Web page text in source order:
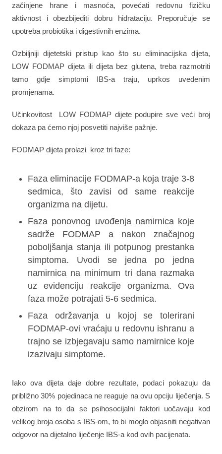
začinjene hrane i masnoća, povećati redovnu fizičku
aktivnost i obezbijediti dobru hidrataciju. Preporučuje se
upotreba probiotika i digestivnih enzima.
Ozbiljniji dijetetski pristup kao što su eliminacijska dijeta,
LOW FODMAP dijeta ili dijeta bez glutena, treba razmotriti
tamo gdje simptomi IBS-a traju, uprkos uvedenim
promjenama.
Učinkovitost LOW FODMAP dijete podupire sve veći broj
dokaza pa ćemo njoj posvetiti najviše pažnje.
FODMAP dijeta prolazi kroz tri faze:
Faza eliminacije FODMAP-a koja traje 3-8
sedmica, što zavisi od same reakcije
organizma na dijetu.
Faza ponovnog uvođenja namirnica koje
sadrže FODMAP a nakon značajnog
poboljšanja stanja ili potpunog prestanka
simptoma. Uvodi se jedna po jedna
namirnica na minimum tri dana razmaka
uz evidenciju reakcije organizma. Ova
faza može potrajati 5-6 sedmica.
Faza održavanja u kojoj se tolerirani
FODMAP-ovi vraćaju u redovnu ishranu a
trajno se izbjegavaju samo namirnice koje
izazivaju simptome.
Iako ova dijeta daje dobre rezultate, podaci pokazuju da
približno 30% pojedinaca ne reaguje na ovu opciju liječenja. S
obzirom na to da se psihosocijalni faktori uočavaju kod
velikog broja osoba s IBS-om, to bi moglo objasniti negativan
odgovor na dijetalno liječenje IBS-a kod ovih pacijenata.